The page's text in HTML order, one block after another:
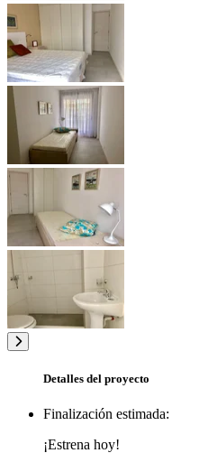
Detalles del proyecto
Finalización estimada:
¡Estrena hoy!